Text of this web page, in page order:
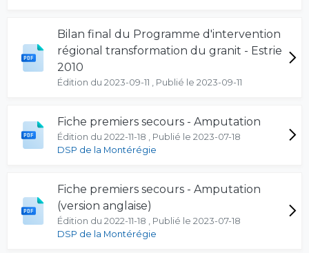
Bilan final du Programme d'intervention
régional transformation du granit - Estrie
2010
Édition du 2023-09-11 , Publié le 2023-09-11
Fiche premiers secours - Amputation
Édition du 2022-11-18 , Publié le 2023-07-18
DSP de la Montérégie
Fiche premiers secours - Amputation
(version anglaise)
Édition du 2022-11-18 , Publié le 2023-07-18
DSP de la Montérégie